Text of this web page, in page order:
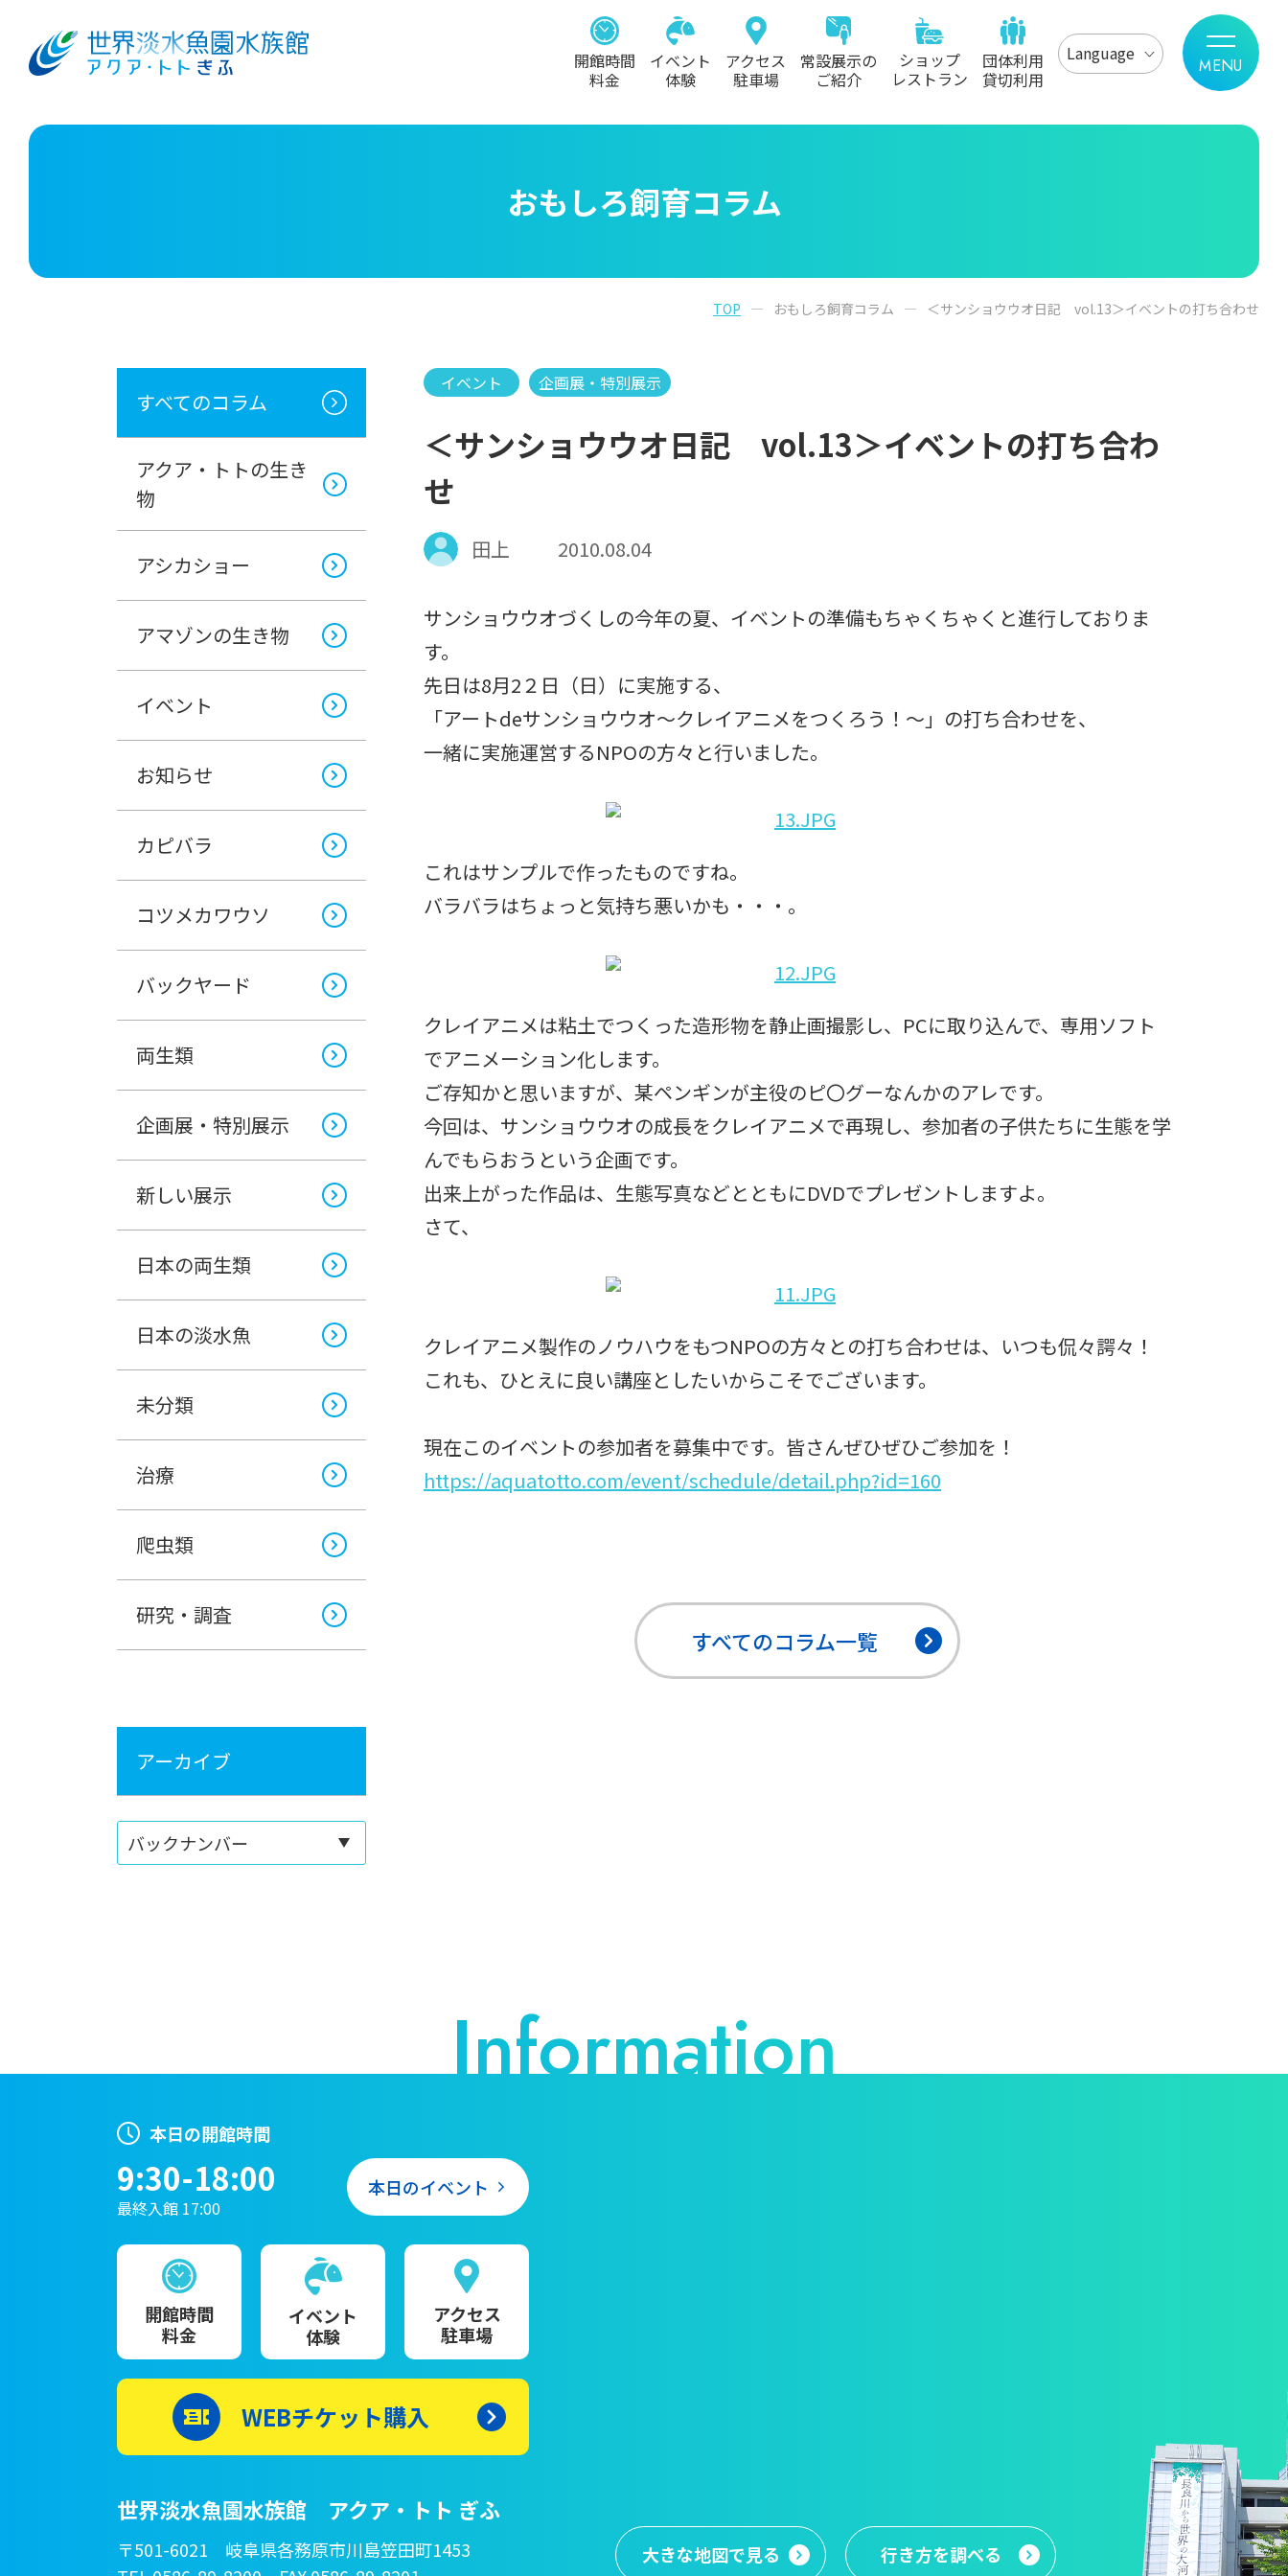
開館時間
料金
イベント
体験
アクセス
駐車場
常設展示の
ご紹介
ショップ
レストラン
団体利用
貸切利用
Language
おもしろ飼育コラム
TOP おもしろ飼育コラム ＜サンショウウオ日記 vol.13＞イベントの打ち合わせ
すべてのコラム
アクア・トトの生き
物
アシカショー
アマゾンの生き物
イベント
お知らせ
カピバラ
コツメカワウソ
バックヤード
両生類
企画展・特別展示
新しい展示
日本の両生類
日本の淡水魚
未分類
治療
爬虫類
研究・調査
アーカイブ
イベント 企画展・特別展示
＜サンショウウオ日記 vol.13＞イベントの打ち合わ
せ
田上 2010.08.04
サンショウウオづくしの今年の夏、イベントの準備もちゃくちゃくと進行しておりま
す。
先日は8月2２日（日）に実施する、
「アートdeサンショウウオ～クレイアニメをつくろう！～」の打ち合わせを、
一緒に実施運営するNPOの方々と行いました。
これはサンプルで作ったものですね。
バラバラはちょっと気持ち悪いかも・・・。
クレイアニメは粘土でつくった造形物を静止画撮影し、PCに取り込んで、専用ソフト
でアニメーション化します。
ご存知かと思いますが、某ペンギンが主役のピ〇グーなんかのアレです。
今回は、サンショウウオの成長をクレイアニメで再現し、参加者の子供たちに生態を学
んでもらおうという企画です。
出来上がった作品は、生態写真などとともにDVDでプレゼントしますよ。
さて、
クレイアニメ製作のノウハウをもつNPOの方々との打ち合わせは、いつも侃々諤々！
これも、ひとえに良い講座としたいからこそでございます。
現在このイベントの参加者を募集中です。皆さんぜひぜひご参加を！
https://aquatotto.com/event/schedule/detail.php?id=160
すべてのコラム一覧
本日の開館時間
9:30-18:00
最終入館 17:00
本日のイベント
開館時間
料金
イベント
体験
アクセス
駐車場
WEBチケット購入
世界淡水魚園水族館 アクア・トト ぎふ
〒501-6021 岐阜県各務原市川島笠田町1453
大きな地図で見る 行き方を調べる